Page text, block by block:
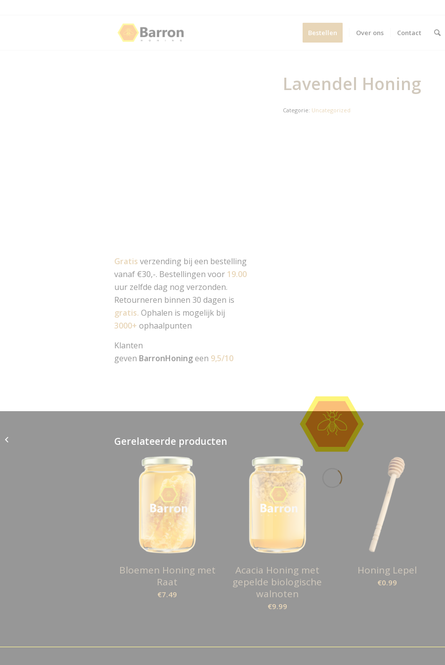
Bestellen Over ons Contact
Gratis verzending bij een bestelling
vanaf €30,-. Bestellingen voor 19.00
uur zelfde dag nog verzonden.
Retourneren binnen 30 dagen is
gratis.Ophalen is mogelijk bij
3000+ ophaalpunten
Klanten
geven BarronHoningeen 9,5/10
Lavendel Honing
Categorie: Uncategorized
Gerelateerde producten
Bloemen Honing met
Raat
€7.49
Acacia Honing met
gepelde biologische
walnoten
€9.99
Honing Lepel
€0.99